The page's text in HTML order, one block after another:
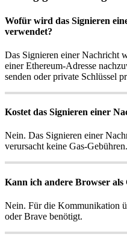
Wofür wird das Signieren
verwendet?
Das Signieren einer Nachricht
einer Ethereum-Adresse
senden oder private Schlüssel
Kostet das Signieren einer
Nein. Das Signieren einer
verursacht keine Gas-Gebühren.
Kann ich andere Browser
Nein. Für die Kommunikation
oder Brave benötigt.